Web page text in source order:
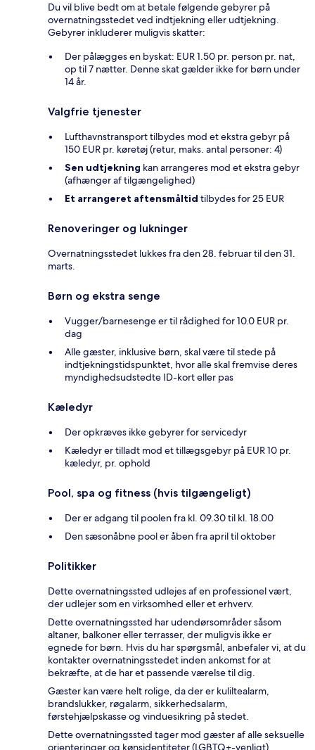
Du vil blive bedt om at betale følgende gebyrer på
overnatningsstedet ved indtjekning eller udtjekning.
Gebyrer inkluderer muligvis skatter:
Der pålægges en byskat: EUR 1.50 pr. person pr. nat,
op til 7 nætter. Denne skat gælder ikke for børn under
14 år.
Valgfrie tjenester
Lufthavnstransport tilbydes mod et ekstra gebyr på
150 EUR pr. køretøj (retur, maks. antal personer: 4)
Sen udtjekning kan arrangeres mod et ekstra gebyr
(afhænger af tilgængelighed)
Et arrangeret aftensmåltid tilbydes for 25 EUR
Renoveringer og lukninger
Overnatningsstedet lukkes fra den 28. februar til den 31.
marts.
Børn og ekstra senge
Vugger/barnesenge er til rådighed for 10.0 EUR pr.
dag
Alle gæster, inklusive børn, skal være til stede på
indtjekningstidspunktet, hvor alle skal fremvise deres
myndighedsudstedte ID-kort eller pas
Kæledyr
Der opkræves ikke gebyrer for servicedyr
Kæledyr er tilladt mod et tillægsgebyr på EUR 10 pr.
kæledyr, pr. ophold
Pool, spa og fitness (hvis tilgængeligt)
Der er adgang til poolen fra kl. 09.30 til kl. 18.00
Den sæsonåbne pool er åben fra april til oktober
Politikker
Dette overnatningssted udlejes af en professionel vært,
der udlejer som en virksomhed eller et erhverv.
Dette overnatningssted har udendørsområder såsom
altaner, balkoner eller terrasser, der muligvis ikke er
egnede for børn. Hvis du har spørgsmål, anbefaler vi, at du
kontakter overnatningsstedet inden ankomst for at
bekræfte, at de har et passende værelse til dig.
Gæster kan være helt rolige, da der er kuliltealarm,
brandslukker, røgalarm, sikkerhedsalarm,
førstehjælpskasse og vinduesikring på stedet.
Dette overnatningssted tager mod gæster af alle seksuelle
orienteringer og kønsidentiteter (LGBTQ+-venligt).